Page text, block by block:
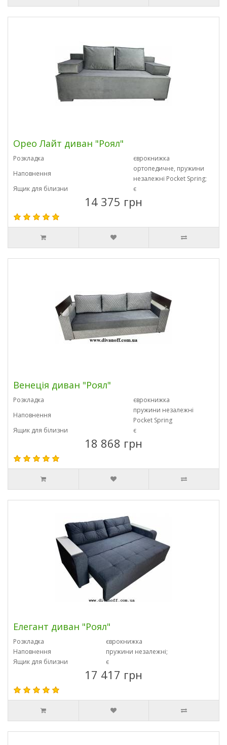
Орео Лайт диван "Роял"
Розкладка
єврокнижка
Наповнення
ортопедичне, пружини
незалежні Pocket Spring;
Ящик для білизни
є
14 375 грн
Венеція диван "Роял"
Розкладка
єврокнижка
Наповнення
пружини незалежні
Pocket Spring
Ящик для білизни
є
18 868 грн
Елегант диван "Роял"
Розкладка
єврокнижка
Наповнення
пружини незалежні;
Ящик для білизни
є
17 417 грн